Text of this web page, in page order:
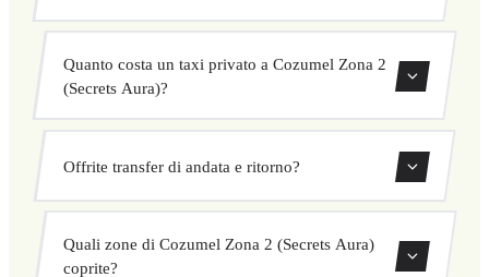
confermare subito il tuo transfer. Scegli ritiro e
fisso.
Quanto costa un taxi privato a Cozumel Zona 2
(Secrets Aura)?
hanno un prezzo fisso concordato prima della partenza.
Nessun costo nascosto né sorprese. Consulta il tuo prezzo
Offrite transfer di andata e ritorno?
ritorno direttamente dal nostro sistema di prenotazione.
Quali zone di Cozumel Zona 2 (Secrets Aura)
coprite?